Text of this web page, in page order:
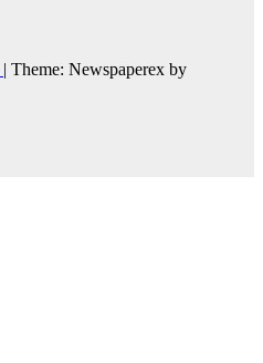
| Theme: Newspaperex by